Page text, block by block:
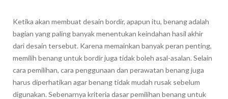
Ketika akan membuat desain bordir, apapun itu, benang adalah
bagian yang paling banyak menentukan keindahan hasil akhir
dari desain tersebut. Karena memainkan banyak peran penting,
memilih benang untuk bordir juga tidak boleh asal-asalan. Selain
cara pemilihan, cara penggunaan dan perawatan benang juga
harus diperhatikan agar benang tidak mudah rusak sebelum
digunakan. Sebenarnya kriteria dasar pemilihan benang untuk